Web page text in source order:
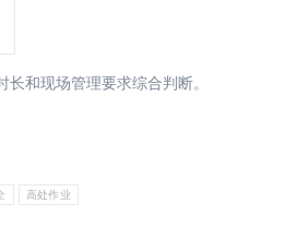
和现场管理要求综合判断。
高处作业